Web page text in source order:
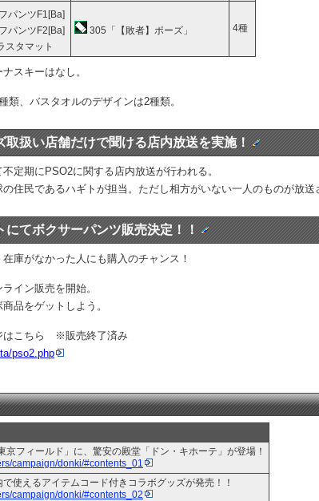
パンツF1[Ba]
パンツF2[Ba]
スタマット
305「【敗者】ポーズ」 4種
スキーはなし。
類、バスタオルのデザインは2種類。
取扱い店舗だけで聞ける店内放送を実施！
定期にPSO2に関する店内放送が行われる。
住民であるハギトが担当。ただし相方がいない一人のものが放送
にてボクサーパンツ販売決定！！
庫がなかった人にも購入のチャンス！
イン販売を開始。
品をゲットしよう。
はこちら ※販売終了済み
pso2.php
京フィールド」に、驚安の殿堂「ドン・キホーテ」が登場！
campaign/donki/#contents_01
で使えるアイテムコード付きコラボグッズが発売！！
campaign/donki/#contents_02